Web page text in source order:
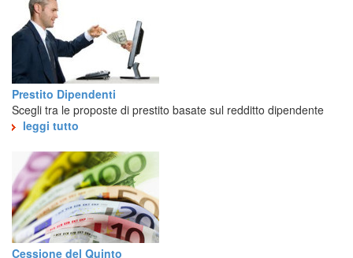
Prestito Dipendenti
Scegli tra le proposte di prestito basate sul redditto dipendente
leggi tutto
Cessione del Quinto